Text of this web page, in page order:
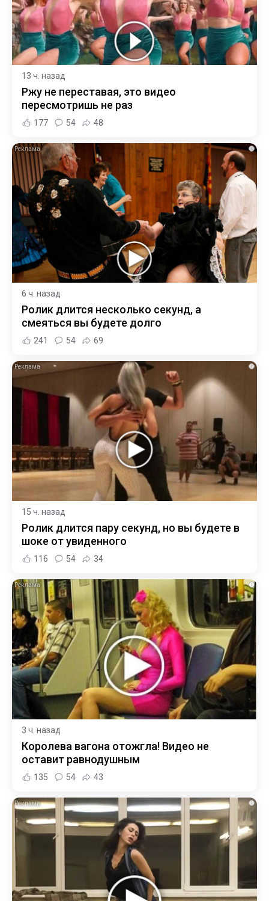
13 ч. назад
Ржу не переставая, это видео
пересмотришь не раз
177 54 48
i
6 ч. назад
Ролик длится несколько секунд, а
смеяться вы будете долго
241 54 69
i
15 ч. назад
Ролик длится пару секунд, но вы будете в
шоке от увиденного
116 54 34
i
3 ч. назад
Королева вагона отожгла! Видео не
оставит равнодушным
135 54 43
i